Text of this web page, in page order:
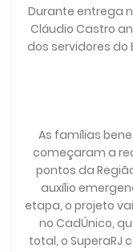
Durante entrega
Cláudio Castro
dos servidores
As famílias
começaram a
pontos da
auxílio
etapa, o projeto
no CadÚnico,
total, o SuperaRJ